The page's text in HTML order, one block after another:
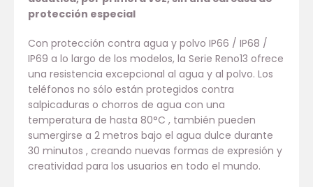
protección especial
Con protección contra agua y polvo IP66 / IP68 /
IP69 a lo largo de los modelos, la Serie Reno13 ofrece
una resistencia excepcional al agua y al polvo. Los
teléfonos no sólo están protegidos contra
salpicaduras o chorros de agua con una
temperatura de hasta 80°C , también pueden
sumergirse a 2 metros bajo el agua dulce durante
30 minutos , creando nuevas formas de expresión y
creatividad para los usuarios en todo el mundo.